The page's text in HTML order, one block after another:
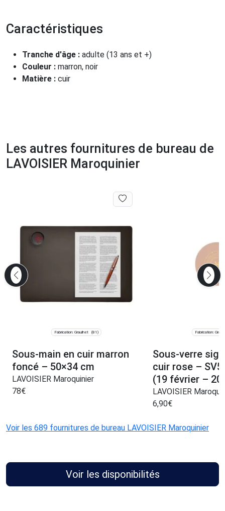
Caractéristiques
Tranche d'âge : adulte (13 ans et +)
Couleur : marron, noir
Matière : cuir
Les autres fournitures de bureau de
LAVOISIER Maroquinier
Fabrication: Graulhet (81)
Sous-main en cuir marron
foncé – 50×34 cm
LAVOISIER Maroquinier
78€
Fabrication:
Sous-verre
cuir rose –
(19 février –
LAVOISIER
6,90€
Voir les 689 fournitures de bureau LAVOISIER Maroquinier
Voir les disponibilités